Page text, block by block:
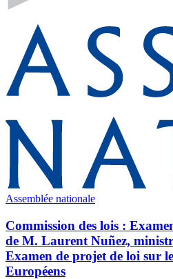
Assemblée nationale
Commission des lois :
de M. Laurent Nuñez,
Examen de projet de loi sur
Européens